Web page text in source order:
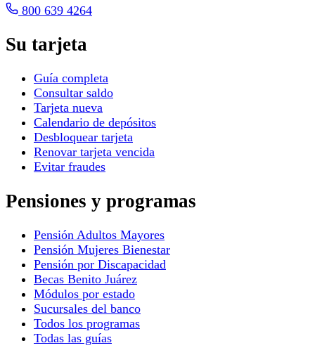
800 639 4264
Su tarjeta
Guía completa
Consultar saldo
Tarjeta nueva
Calendario de depósitos
Desbloquear tarjeta
Renovar tarjeta vencida
Evitar fraudes
Pensiones y programas
Pensión Adultos Mayores
Pensión Mujeres Bienestar
Pensión por Discapacidad
Becas Benito Juárez
Módulos por estado
Sucursales del banco
Todos los programas
Todas las guías